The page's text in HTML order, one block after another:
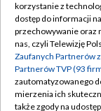
Abonament
Emisja w TVP
Centrum
Naziemna
korzystanie z
dostęp do informacji
przechowywanie oraz
nas, czyli Telewizję
Zaufanych Partnerów
Partnerów TVP (93
zautomatyzowanego
mierzenia ich
także zgody na